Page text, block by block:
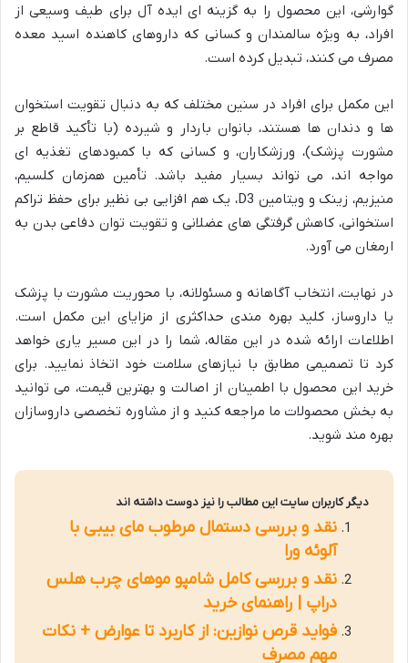
گوارشی، این محصول را به گزینه ای ایده آل برای طیف وسیعی از
افراد، به ویژه سالمندان و کسانی که داروهای کاهنده اسید معده
مصرف می کنند، تبدیل کرده است.
این مکمل برای افراد در سنین مختلف که به دنبال تقویت استخوان
ها و دندان ها هستند، بانوان باردار و شیرده (با تأکید قاطع بر
مشورت پزشک)، ورزشکاران، و کسانی که با کمبودهای تغذیه ای
مواجه اند، می تواند بسیار مفید باشد. تأمین همزمان کلسیم،
منیزیم، زینک و ویتامین D3، یک هم افزایی بی نظیر برای حفظ تراکم
استخوانی، کاهش گرفتگی های عضلانی و تقویت توان دفاعی بدن به
ارمغان می آورد.
در نهایت، انتخاب آگاهانه و مسئولانه، با محوریت مشورت با پزشک
یا داروساز، کلید بهره مندی حداکثری از مزایای این مکمل است.
اطلاعات ارائه شده در این مقاله، شما را در این مسیر یاری خواهد
کرد تا تصمیمی مطابق با نیازهای سلامت خود اتخاذ نمایید. برای
خرید این محصول با اطمینان از اصالت و بهترین قیمت، می توانید
به بخش محصولات ما مراجعه کنید و از مشاوره تخصصی داروسازان
بهره مند شوید.
دیگر کاربران سایت این مطالب را نیز دوست داشته اند
نقد و بررسی دستمال مرطوب مای بیبی با
آلوئه ورا
نقد و بررسی کامل شامپو موهای چرب هلس
دراپ | راهنمای خرید
فواید قرص نوازین: از کاربرد تا عوارض + نکات
مهم مصرف